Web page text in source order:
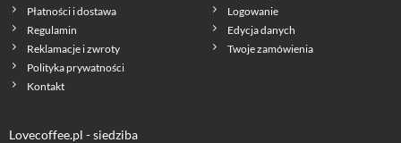
Płatności i dostawa
Regulamin
Reklamacje i zwroty
Polityka prywatności
Kontakt
Logowanie
Edycja danych
Twoje zamówienia
Lovecoffee.pl - siedziba